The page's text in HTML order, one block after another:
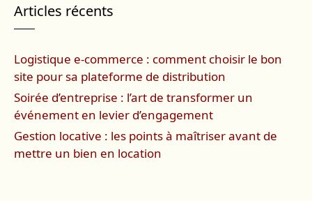
Articles récents
Logistique e-commerce : comment choisir le bon
site pour sa plateforme de distribution
Soirée d’entreprise : l’art de transformer un
événement en levier d’engagement
Gestion locative : les points à maîtriser avant de
mettre un bien en location